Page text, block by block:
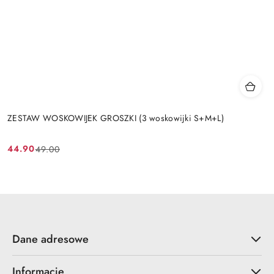
ZESTAW WOSKOWIJEK GROSZKI (3 woskowijki S+M+L)
Cena
44.90
Cena
49.00
Dane adresowe